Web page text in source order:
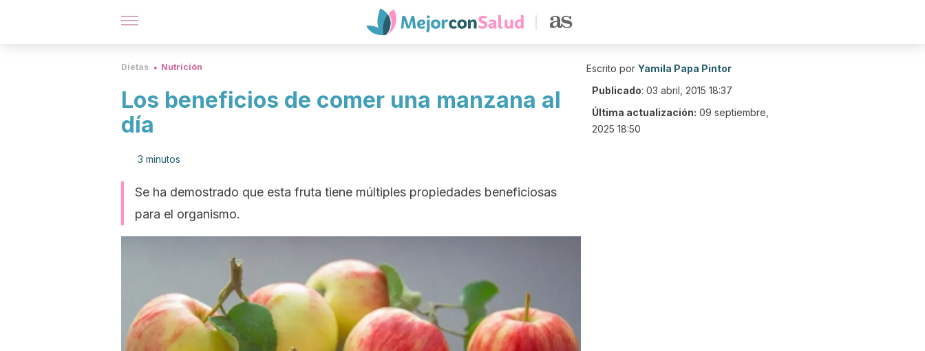
Dietas Nutrición
Los beneficios de comer una manzana al
día
3 minutos
Se ha demostrado que esta fruta tiene múltiples propiedades beneficiosas
para el organismo.
Escrito por Yamila Papa Pintor
Publicado: 03 abril, 2015 18:37
Última actualización: 09 septiembre,
2025 18:50